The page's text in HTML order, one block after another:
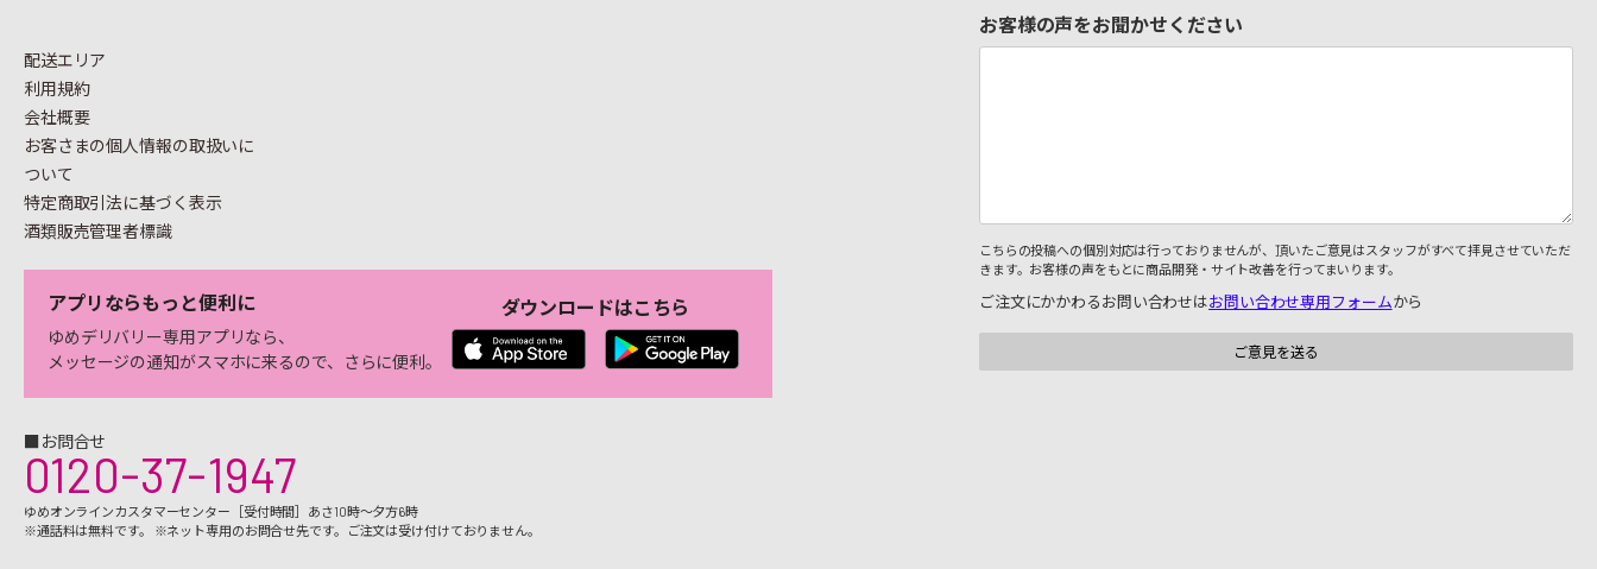
配送エリア
利用規約
会社概要
お客さまの個人情報の取扱いに
ついて
特定商取引法に基づく表示
酒類販売管理者標識
アプリならもっと便利に
ゆめデリバリー専用アプリなら、
メッセージの通知がスマホに来るので、さらに便利。
ダウンロードはこちら
■お問合せ
0120-37-1947
ゆめオンラインカスタマーセンター［受付時間］あさ10時～夕方6時
※通話料は無料です。 ※ネット専用のお問合せ先です。ご注文は受け付けておりません。
お客様の声をお聞かせください
こちらの投稿への個別対応は行っておりませんが、頂いたご意見はスタッフがすべて拝見させていただ
きます。お客様の声をもとに商品開発・サイト改善を行ってまいります。
ご注文にかかわるお問い合わせはお問い合わせ専用フォームから